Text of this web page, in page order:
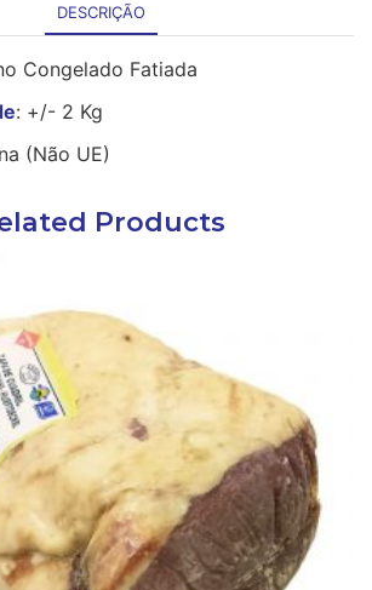
DESCRIÇÃO
Congelado Fatiada
: +/- 2 Kg
(Não UE)
Products